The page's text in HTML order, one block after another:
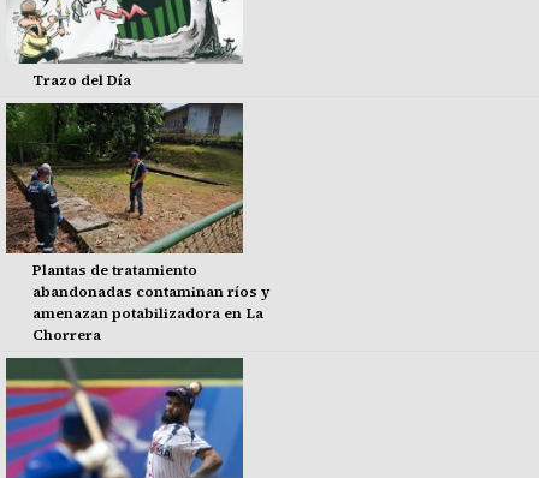
Trazo del Día
Plantas de tratamiento
abandonadas contaminan ríos y
amenazan potabilizadora en La
Chorrera